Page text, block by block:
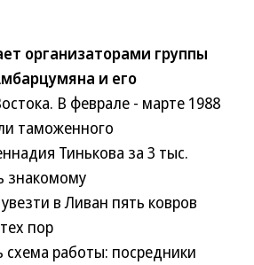
организаторами группы
и его
В феврале - марте 1988
таможенного
Тинькова за 3 тыс.
знакомому
в Ливан пять ковров
пор
работы: посредники